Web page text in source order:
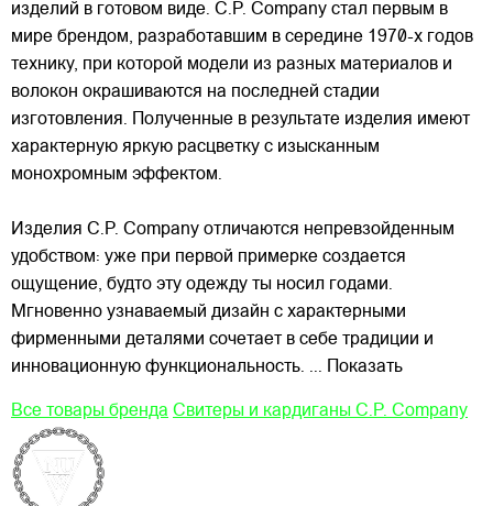
изделий в готовом виде. C.P. Company стал первым в
мире брендом, разработавшим в середине 1970-х годов
технику, при которой модели из разных материалов и
волокон окрашиваются на последней стадии
изготовления. Полученные в результате изделия имеют
характерную яркую расцветку с изысканным
монохромным эффектом.
Изделия C.P. Company отличаются непревзойденным
удобством: уже при первой примерке создается
ощущение, будто эту одежду ты носил годами.
Мгновенно узнаваемый дизайн с характерными
фирменными деталями сочетает в себе традиции и
инновационную функциональность. ... Показать
Все товары бренда Свитеры и кардиганы C.P. Company